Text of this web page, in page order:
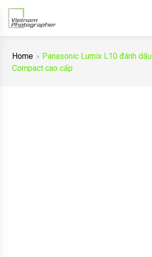
Home
Panasonic Lumix L10 đánh
Compact cao cấp